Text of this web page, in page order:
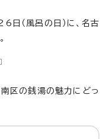
（風呂の日）に、名古
南区の銭湯の魅力にどっ